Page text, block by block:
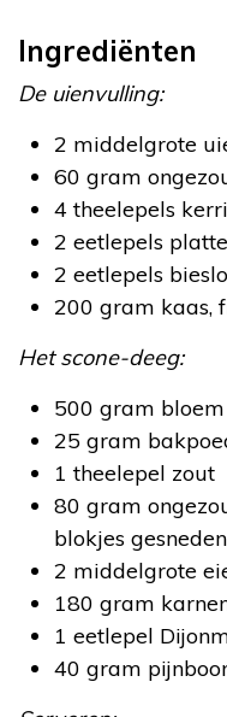
Ingrediënten
De uienvulling:
2 middelgrote
60 gram
4 theelepels
2 eetlepels
2 eetlepels
200 gram kaas,
Het scone-deeg:
500 gram bloem
25 gram
1 theelepel zout
80 gram
blokjes gesneden
2 middelgrote
180 gram
1 eetlepel
40 gram